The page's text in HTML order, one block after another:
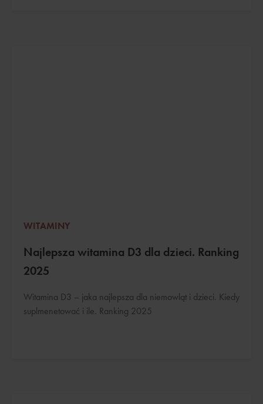
WITAMINY
Najlepsza witamina D3 dla dzieci. Ranking
2025
Witamina D3 – jaka najlepsza dla niemowląt i dzieci. Kiedy
suplmenetować i ile. Ranking 2025